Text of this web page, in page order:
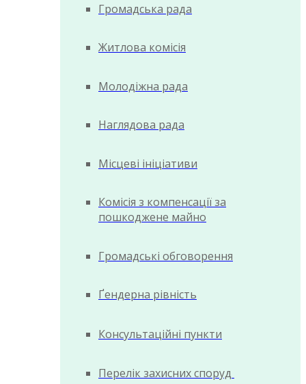
Громадська рада
Житлова комісія
Молодіжна рада
Наглядова рада
Місцеві ініціативи
Комісія з компенсації за
пошкоджене майно
Громадські обговорення
Ґендерна рівність
Консультаційні пункти
Перелік захисних споруд